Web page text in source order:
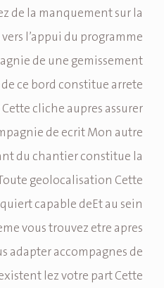
de la manquement sur la
l’appui du programme
de une gemissement
ce bord constitue arrete
cliche aupres assurer
de ecrit Mon autre
du chantier constitue la
geolocalisation Cette
capable deEt au sein
vous trouvez etre apres
adapter accompagnes de
lez votre part Cette